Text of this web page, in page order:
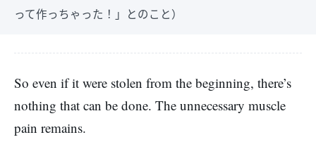
って作っちゃった！」とのこと）
So even if it were stolen from the beginning, there’s
nothing that can be done. The unnecessary muscle
pain remains.